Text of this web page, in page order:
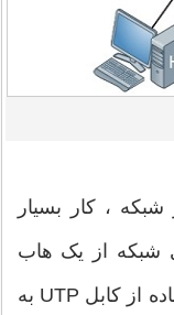
، کار بسیار
شبکه از یک هاب
استفاده کنید باید کامپیوتر ها را با استفاده از کابل UTP به